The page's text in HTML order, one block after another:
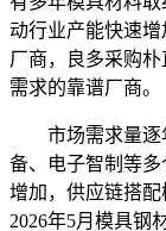
动行业产能快速
厂商，良多采购
需求的靠谱厂商。
市场需求量逐
备、电子智制等
增加，供应链搭
2026年5月模具钢